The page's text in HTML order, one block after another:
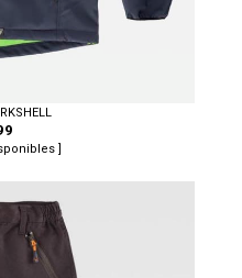
]